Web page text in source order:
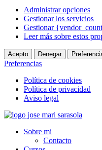
Administrar opciones
Gestionar los servicios
Gestionar
Leer más sobre estos
Acepto Denegar
Preferencias
Política de cookies
Política de privacidad
Aviso legal
Ir
contenidoSobre mi
Contacto